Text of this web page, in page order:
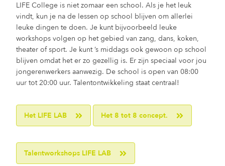
LIFE College is niet zomaar een school. Als je het leuk
vindt, kun je na de lessen op school blijven om allerlei
leuke dingen te doen. Je kunt bijvoorbeeld leuke
workshops volgen op het gebied van zang, dans, koken,
theater of sport. Je kunt ’s middags ook gewoon op school
blijven omdat het er zo gezellig is. Er zijn speciaal voor jou
jongerenwerkers aanwezig. De school is open van 08:00
uur tot 20:00 uur. Talentontwikkeling staat centraal!
Het LIFE LAB Het 8 tot 8 concept.
Talentworkshops LIFE LAB